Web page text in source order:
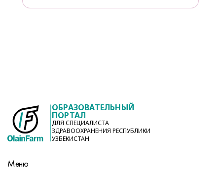
ОБРАЗОВАТЕЛЬНЫЙ
ПОРТАЛ
ДЛЯ СПЕЦИАЛИСТА
ЗДРАВООХРАНЕНИЯ РЕСПУБЛИКИ
УЗБЕКИСТАН
Меню